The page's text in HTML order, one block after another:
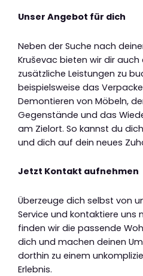
Unser Angebot für dich
Neben der Suche nach
Kruševac bieten wir dir auch
zusätzliche Leistungen zu
beispielsweise das
Demontieren von Möbeln,
Gegenstände und das
am Zielort. So kannst du
und dich auf dein neues
Jetzt Kontakt aufnehmen
Überzeuge dich selbst von
Service und kontaktiere uns
finden wir die passende
dich und machen deinen
dorthin zu einem
Erlebnis.